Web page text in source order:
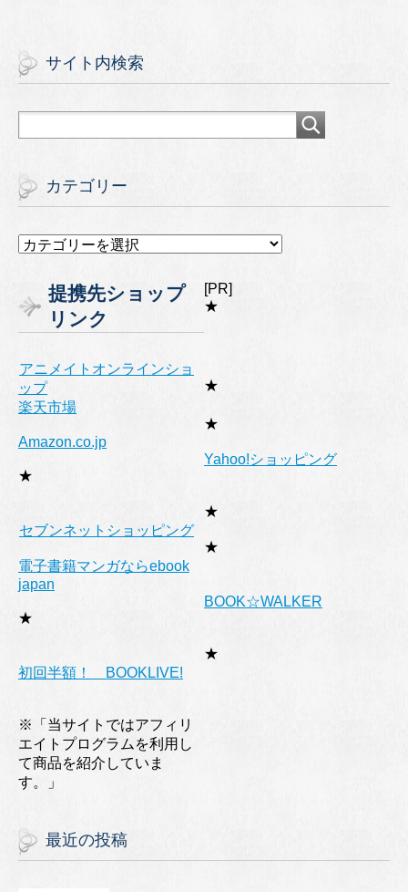
サイト内検索
カテゴリー
カ
リ
ー
提携先ショップ
リンク
[PR]
★
アニメイトオンラインショ
ップ
★
楽天市場
★
Amazon.co.jp
★
Yahoo!ショッピング
★
セブンネットショッピング
★
電子書籍マンガならebook
japan
★
BOOK☆WALKER
★
初回半額！ BOOKLIVE!
※「当サイトではアフィリ
エイトプログラムを利用し
て商品を紹介していま
す。」
最近の投稿